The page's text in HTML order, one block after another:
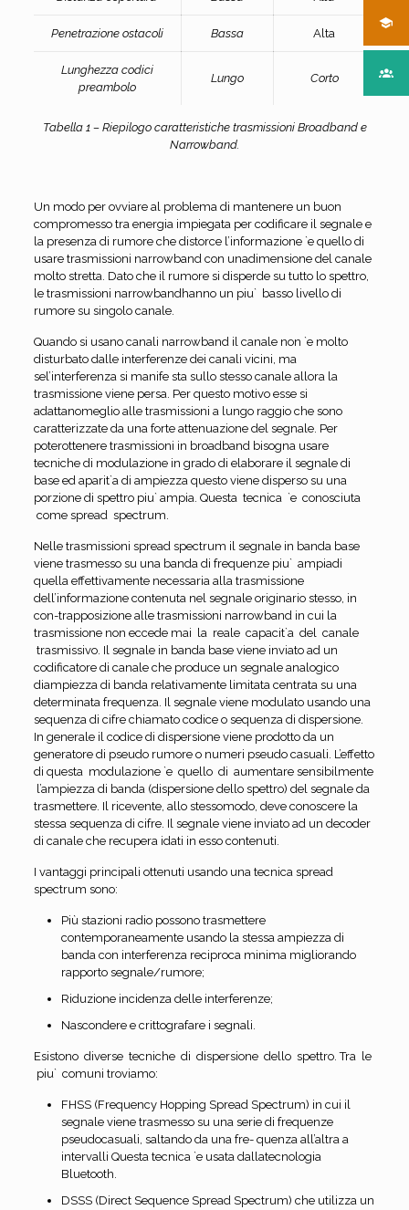
Penetrazione ostacoli Bassa Alta
Lunghezza codici
preambolo
Lungo Corto
Tabella 1 – Riepilogo caratteristiche trasmissioni Broadband e
Narrowband.
Un modo per ovviare al problema di mantenere un buon
compromesso tra energia impiegata per codificare il segnale e
la presenza di rumore che distorce l’informazione `e quello di
usare trasmissioni narrowband con unadimensione del canale
molto stretta. Dato che il rumore si disperde su tutto lo spettro,
le trasmissioni narrowbandhanno un piu` basso livello di
rumore su singolo canale.
Quando si usano canali narrowband il canale non `e molto
disturbato dalle interferenze dei canali vicini, ma
sel’interferenza si manife sta sullo stesso canale allora la
trasmissione viene persa. Per questo motivo esse si
adattanomeglio alle trasmissioni a lungo raggio che sono
caratterizzate da una forte attenuazione del segnale. Per
poterottenere trasmissioni in broadband bisogna usare
tecniche di modulazione in grado di elaborare il segnale di
base ed aparit`a di ampiezza questo viene disperso su una
porzione di spettro piu` ampia. Questa tecnica `e conosciuta
come spread spectrum.
Nelle trasmissioni spread spectrum il segnale in banda base
viene trasmesso su una banda di frequenze piu` ampiadi
quella effettivamente necessaria alla trasmissione
dell’informazione contenuta nel segnale originario stesso, in
con-trapposizione alle trasmissioni narrowband in cui la
trasmissione non eccede mai la reale capacit`a del canale
trasmissivo. Il segnale in banda base viene inviato ad un
codificatore di canale che produce un segnale analogico
diampiezza di banda relativamente limitata centrata su una
determinata frequenza. Il segnale viene modulato usando una
sequenza di cifre chiamato codice o sequenza di dispersione.
In generale il codice di dispersione viene prodotto da un
generatore di pseudo rumore o numeri pseudo casuali. L’effetto
di questa modulazione `e quello di aumentare sensibilmente
l’ampiezza di banda (dispersione dello spettro) del segnale da
trasmettere. Il ricevente, allo stessomodo, deve conoscere la
stessa sequenza di cifre. Il segnale viene inviato ad un decoder
di canale che recupera idati in esso contenuti.
I vantaggi principali ottenuti usando una tecnica spread
spectrum sono:
Più stazioni radio possono trasmettere
contemporaneamente usando la stessa ampiezza di
banda con interferenza reciproca minima migliorando
rapporto segnale/rumore;
Riduzione incidenza delle interferenze;
Nascondere e crittografare i segnali.
Esistono diverse tecniche di dispersione dello spettro. Tra le
piu` comuni troviamo:
FHSS (Frequency Hopping Spread Spectrum) in cui il
segnale viene trasmesso su una serie di frequenze
pseudocasuali, saltando da una fre- quenza all’altra a
intervalli Questa tecnica `e usata dallatecnologia
Bluetooth.
DSSS (Direct Sequence Spread Spectrum) che utilizza un